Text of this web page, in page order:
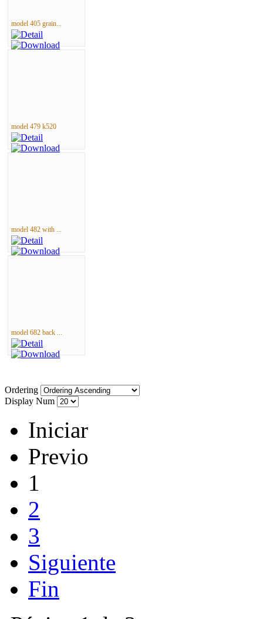
model 405 grain...
model 479 k520
model 482 with ...
model 682 back ...
Ordering
Display Num
Iniciar
Previo
1
2
3
Siguiente
Fin